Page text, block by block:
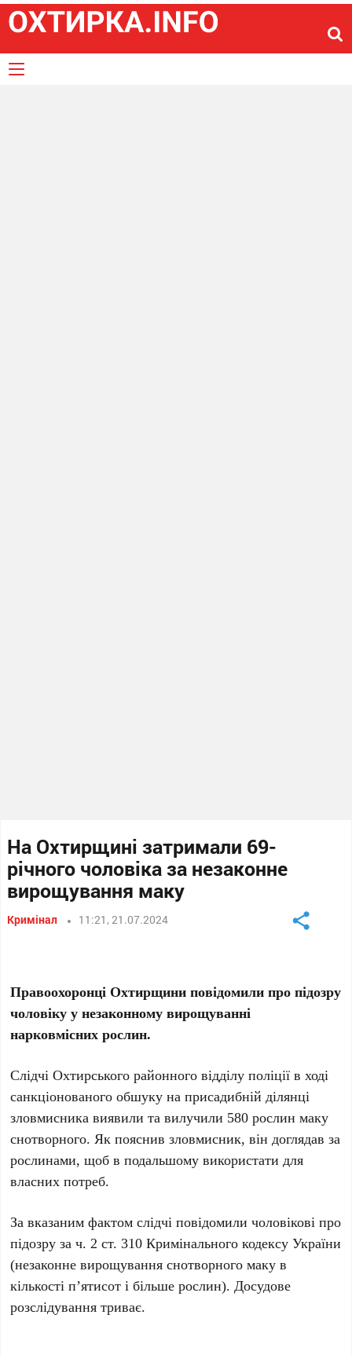
На Охтирщині затримали 69-
річного чоловіка за незаконне
вирощування маку
Кримінал 11:21, 21.07.2024
Правоохоронці Охтирщини повідомили про підозру
чоловіку у незаконному вирощуванні
нарковмісних рослин.
Слідчі Охтирського районного відділу поліції в ході
санкціонованого обшуку на присадибній ділянці
зловмисника виявили та вилучили 580 рослин маку
снотворного. Як пояснив зловмисник, він доглядав за
рослинами, щоб в подальшому використати для
власних потреб.
За вказаним фактом слідчі повідомили чоловікові про
підозру за ч. 2 ст. 310 Кримінального кодексу України
(незаконне вирощування снотворного маку в
кількості п’ятисот і більше рослин). Досудове
розслідування триває.